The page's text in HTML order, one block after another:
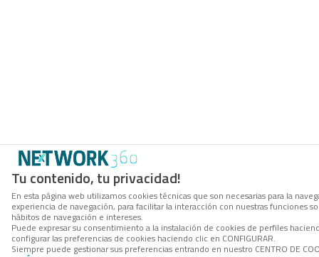
Tu contenido, tu privacidad!
En esta página web utilizamos cookies técnicas que son necesarias para la
experiencia de navegación, para facilitar la interacción con nuestras funciones
hábitos de navegación e intereses.
Puede expresar su consentimiento a la instalación de cookies de perfiles
configurar las preferencias de cookies haciendo clic en CONFIGURAR.
Siempre puede gestionar sus preferencias entrando en nuestro CENTRO DE